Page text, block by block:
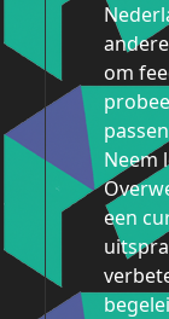
om
Neem
een